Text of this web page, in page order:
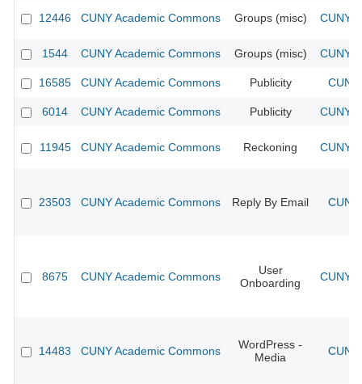
12446 CUNY Academic Commons Groups (misc) CUNY
1544 CUNY Academic Commons Groups (misc) CUNY
16585 CUNY Academic Commons Publicity
6014 CUNY Academic Commons Publicity CUNY
11945 CUNY Academic Commons Reckoning CUNY
23503 CUNY Academic Commons Reply By Email
8675 CUNY Academic Commons
User
Onboarding
CUNY
14483 CUNY Academic Commons
WordPress -
Media